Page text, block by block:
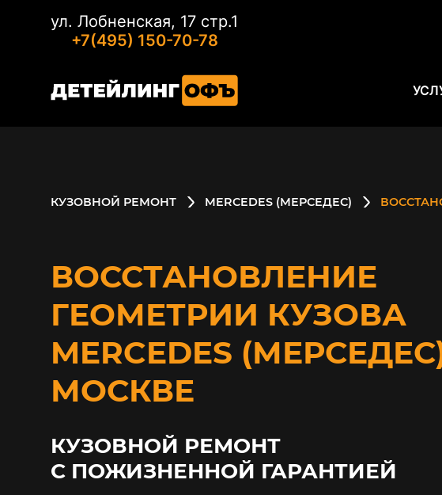
ул. Лобненская, 17 стр.1
+7(495) 150-70-78
КУЗОВНОЙ РЕМОНТ MERCEDES (МЕРСЕДЕС)
ВОССТАНОВЛЕНИЕ
ГЕОМЕТРИИ КУЗОВА
MERCEDES
МОСКВЕ
КУЗОВНОЙ РЕМОНТ
С ПОЖИЗНЕННОЙ ГАРАНТИЕЙ